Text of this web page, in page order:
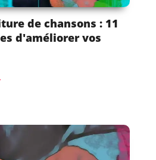
de chansons : 11
d'améliorer vos